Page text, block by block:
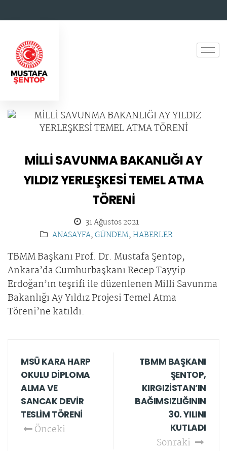
MİLLİ SAVUNMA BAKANLIĞI AY
YILDIZ YERLEŞKESİ TEMEL ATMA
TÖRENİ
31 Ağustos 2021
ANASAYFA,GÜNDEM,HABERLER
TBMM Başkanı Prof. Dr. Mustafa Şentop,
Ankara’da Cumhurbaşkanı Recep Tayyip
Erdoğan’ın teşrifi ile düzenlenen Milli Savunma
Bakanlığı Ay Yıldız Projesi Temel Atma
Töreni’ne katıldı.
MSÜ KARA HARP
OKULU DİPLOMA
ALMA VE
SANCAK DEVİR
TESLİM TÖRENİ
Önceki
TBMM BAŞKANI
ŞENTOP,
KIRGIZİSTAN’IN
BAĞIMSIZLIĞININ
30. YILINI
KUTLADI
Sonraki